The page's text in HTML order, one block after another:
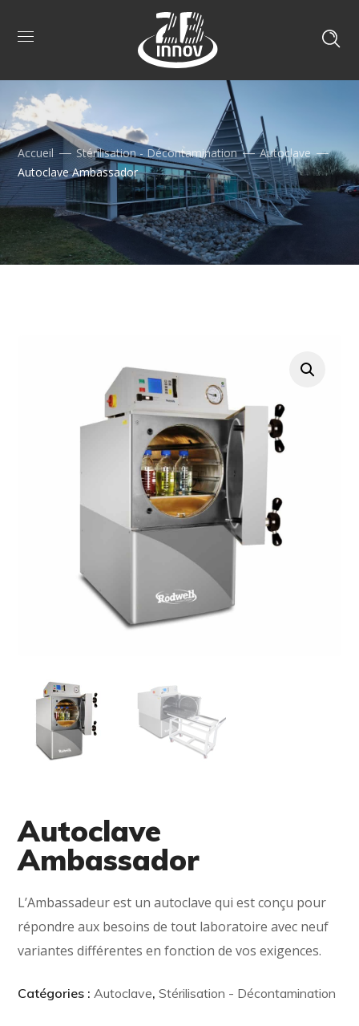
Accueil Stérilisation - Décontamination
Autoclave
Autoclave Ambassador
Autoclave
Ambassador
L’Ambassadeur est un autoclave qui est conçu pour
répondre aux besoins de tout laboratoire avec neuf
variantes différentes en fonction de vos exigences.
Catégories :Autoclave,Stérilisation - Décontamination